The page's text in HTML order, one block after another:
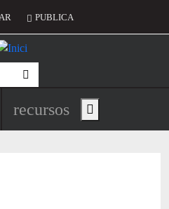
compte d'usuari
PUBLICA
principal de
recursos Show main menu